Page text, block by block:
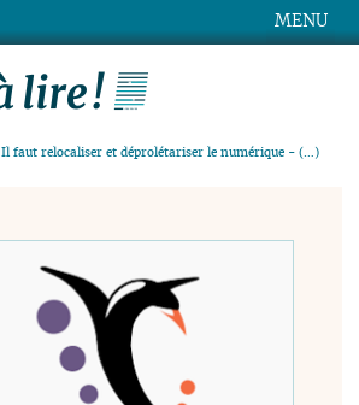
MENU
Il faut relocaliser et déprolétariser le numérique - (…)